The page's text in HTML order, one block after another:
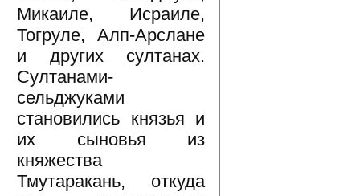
Микаиле, Исраиле,
Тогруле, Алп-Арслане
и других султанах.
Султанами-
сельджуками
становились князья и
их сыновья из
княжества
Тмутаракань, откуда